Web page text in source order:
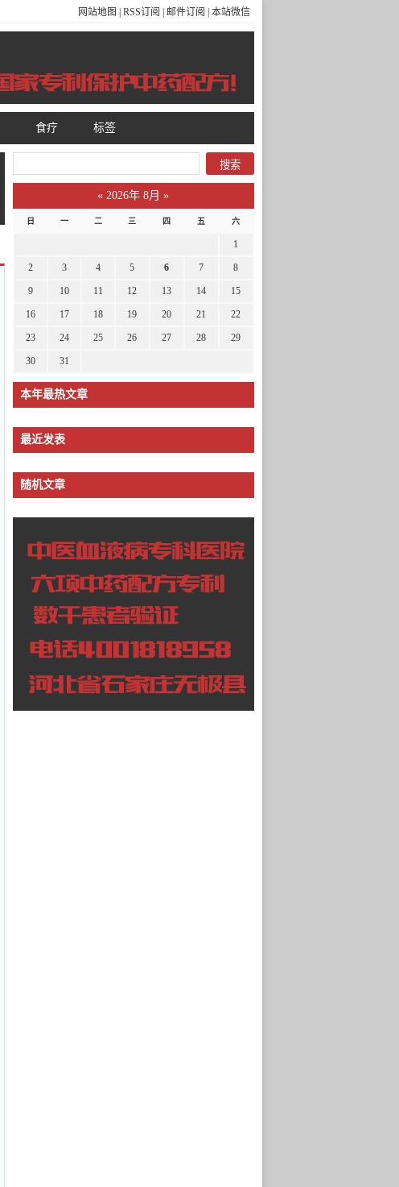
网站地图 RSS订阅 邮件订阅 本站微信
食疗 标签
« 2026年 8月 »
日 一 二 三 四 五 六
1
2 3 4 5 6 7 8
9 10 11 12 13 14 15
16 17 18 19 20 21 22
23 24 25 26 27 28 29
30 31
本年最热文章
最近发表
随机文章